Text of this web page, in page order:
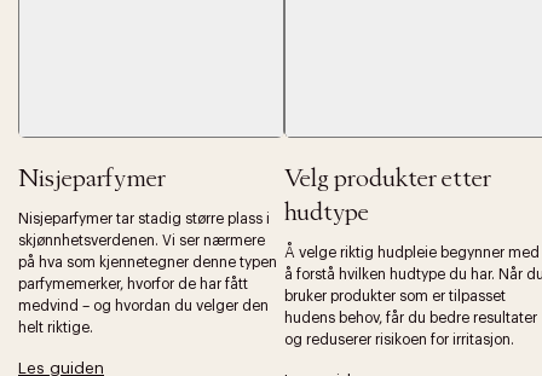
Nisjeparfymer
Nisjeparfymer tar stadig større plass i
skjønnhetsverdenen. Vi ser nærmere
på hva som kjennetegner denne typen
parfymemerker, hvorfor de har fått
medvind – og hvordan du velger den
helt riktige.
Les guiden
Velg produkter etter
hudtype
Å velge riktig hudpleie begynner med
å forstå hvilken hudtype du har. Når
bruker produkter som er tilpasset
hudens behov, får du bedre resultater
og reduserer risikoen for irritasjon.